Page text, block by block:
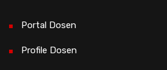
Portal Dosen
Profile Dosen